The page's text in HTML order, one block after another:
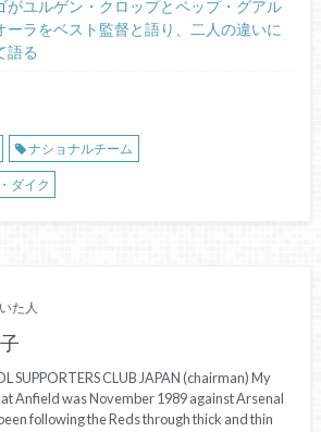
がユルゲン・クロップとペップ・グアル
ーラをベスト監督と語り、二人の違いに
語る
ナショナルチーム
ダイク
た人
SUPPORTERS CLUB JAPAN (chairman) My
Anfield was November 1989 against Arsenal
following the Reds through thick and thin